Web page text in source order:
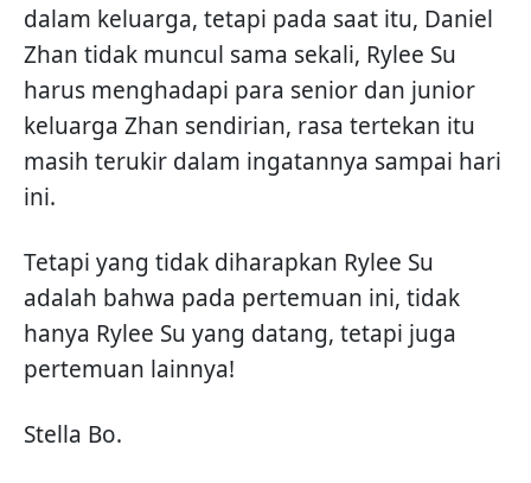
dalam keluarga, tetapi pada saat itu, Daniel
Zhan tidak muncul sama sekali, Rylee Su
harus menghadapi para senior dan junior
keluarga Zhan sendirian, rasa tertekan itu
masih terukir dalam ingatannya sampai hari
ini.
Tetapi yang tidak diharapkan Rylee Su
adalah bahwa pada pertemuan ini, tidak
hanya Rylee Su yang datang, tetapi juga
pertemuan lainnya!
Stella Bo.